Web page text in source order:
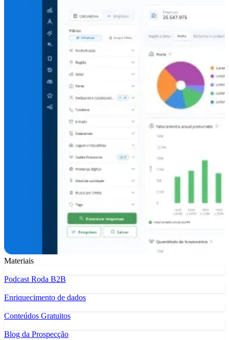
Materiais
Podcast Roda B2B
Enriquecimento de dados
Conteúdos Gratuitos
Blog da Prospecção